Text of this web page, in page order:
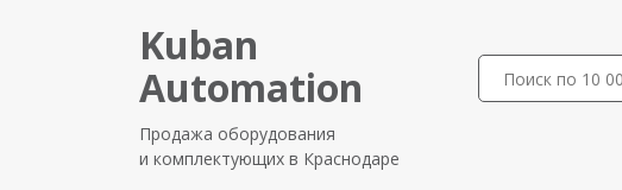
Kuban
Automation
Продажа оборудования
и комплектующих в Краснодаре